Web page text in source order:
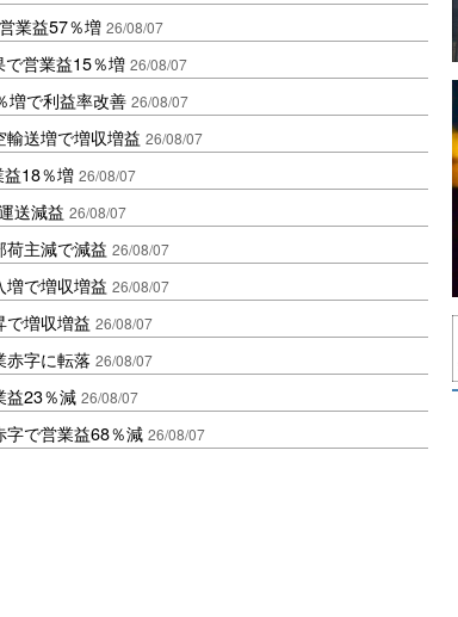
業益57％増 26/08/07
営業益15％増 26/08/07
増で利益率改善 26/08/07
輸送増で増収増益 26/08/07
18％増 26/08/07
送減益 26/08/07
荷主減で減益 26/08/07
で増収増益 26/08/07
で増収増益 26/08/07
赤字に転落 26/08/07
益23％減 26/08/07
字で営業益68％減 26/08/07